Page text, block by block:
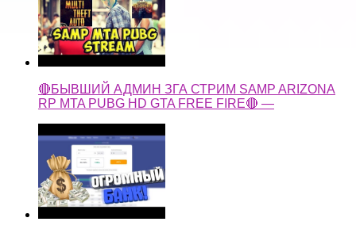
🔴БЫВШИЙ АДМИН ЗГА СТРИМ SAMP ARIZONA
RP MTA PUBG HD GTA FREE FIRE🔴 —